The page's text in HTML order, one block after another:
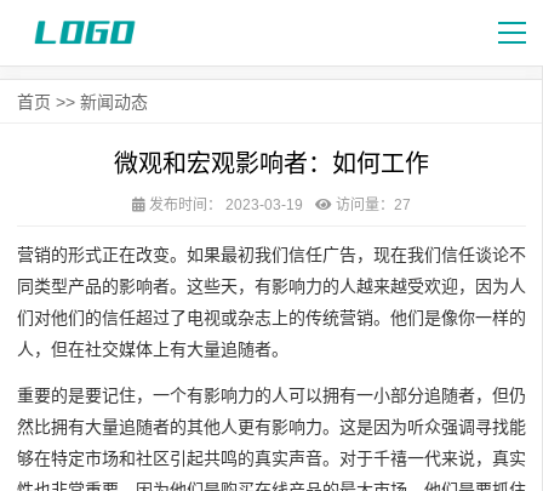
首页 >> 新闻动态
微观和宏观影响者：如何工作
发布时间： 2023-03-19 访问量：27
营销的形式正在改变。如果最初我们信任广告，现在我们信任谈论不
同类型产品的影响者。这些天，有影响力的人越来越受欢迎，因为人
们对他们的信任超过了电视或杂志上的传统营销。他们是像你一样的
人，但在社交媒体上有大量追随者。
重要的是要记住，一个有影响力的人可以拥有一小部分追随者，但仍
然比拥有大量追随者的其他人更有影响力。这是因为听众强调寻找能
够在特定市场和社区引起共鸣的真实声音。对于千禧一代来说，真实